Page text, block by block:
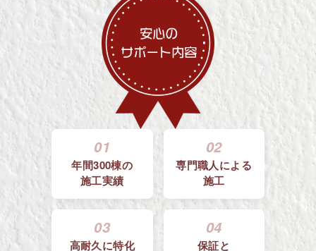
01
年間300棟の
施工実績
02
専門職人による
施工
03
高耐久に特化
04
保証と